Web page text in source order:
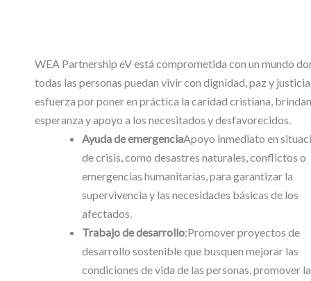
WEA Partnership eV está comprometida con un mundo
todas las personas puedan vivir con dignidad, paz y
esfuerza por poner en práctica la caridad cristiana,
esperanza y apoyo a los necesitados y desfavorecidos.
Ayuda de emergenciaApoyo inmediato en
de crisis, como desastres naturales, conflictos o
emergencias humanitarias, para garantizar la
supervivencia y las necesidades básicas de los
afectados.
Trabajo de desarrollo:Promover proyectos de
desarrollo sostenible que busquen mejorar las
condiciones de vida de las personas, promover la